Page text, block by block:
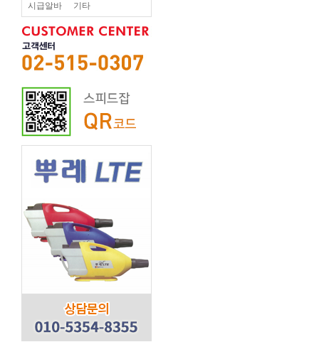
시급알바 기타